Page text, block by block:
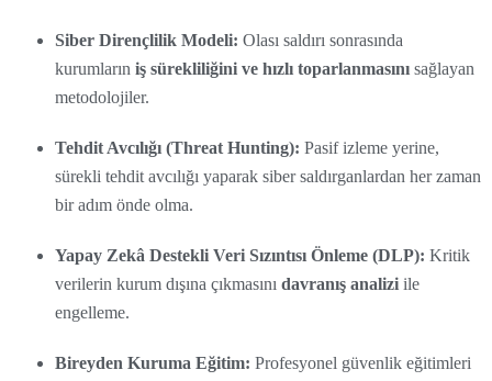
Siber Dirençlilik Modeli: Olası saldırı sonrasında
kurumların iş sürekliliğini ve hızlı toparlanmasını sağlayan
metodolojiler.
Tehdit Avcılığı (Threat Hunting): Pasif izleme yerine,
sürekli tehdit avcılığı yaparak siber saldırganlardan her zaman
bir adım önde olma.
Yapay Zekâ Destekli Veri Sızıntısı Önleme (DLP): Kritik
verilerin kurum dışına çıkmasını davranış analizi ile
engelleme.
Bireyden Kuruma Eğitim: Profesyonel güvenlik eğitimleri